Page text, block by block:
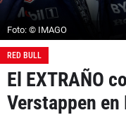
Foto: © IMAGO
RED BULL
El EXTRAÑO
Verstappen en